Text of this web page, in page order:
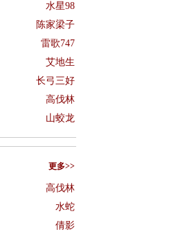
水星98
陈家梁子
雷歌747
艾地生
长弓三好
高伐林
山蛟龙
更多>>
高伐林
水蛇
倩影